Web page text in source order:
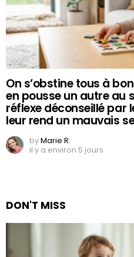
On s’obstine tous à
en pousse un autre au
réflexe déconseillé par
leur rend un mauvais
byMarie R.
il y a environ 5 jours
DON'T MISS